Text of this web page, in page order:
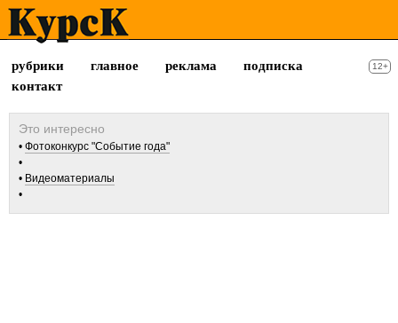
рубрики главное реклама
подписка
контакт
12+
Фотоконкурс "Событие года"
Видеоматериалы